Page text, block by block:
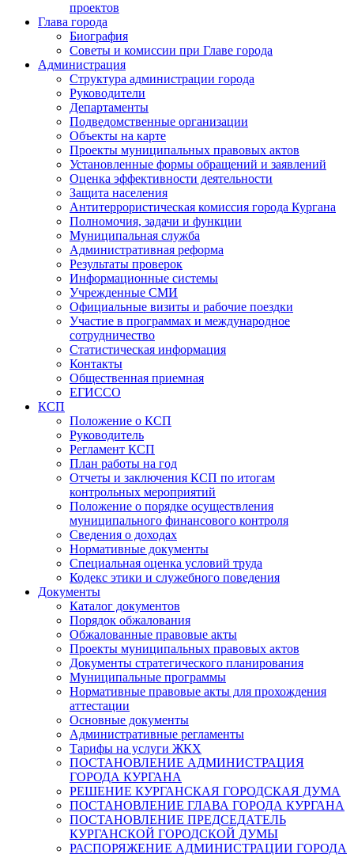
проектов
Глава города
Биография
Советы и комиссии при Главе города
Администрация
Структура администрации города
Руководители
Департаменты
Подведомственные организации
Объекты на карте
Проекты муниципальных правовых актов
Установленные формы обращений и заявлений
Оценка эффективности деятельности
Защита населения
Антитеррористическая комиссия города Кургана
Полномочия, задачи и функции
Муниципальная служба
Административная реформа
Результаты проверок
Информационные системы
Учрежденные СМИ
Официальные визиты и рабочие поездки
Участие в программах и международное
сотрудничество
Статистическая информация
Контакты
Общественная приемная
ЕГИССО
КСП
Положение о КСП
Руководитель
Регламент КСП
План работы на год
Отчеты и заключения КСП по итогам
контрольных мероприятий
Положение о порядке осуществления
муниципального финансового контроля
Сведения о доходах
Нормативные документы
Специальная оценка условий труда
Кодекс этики и служебного поведения
Документы
Каталог документов
Порядок обжалования
Обжалованные правовые акты
Проекты муниципальных правовых актов
Документы стратегического планирования
Муниципальные программы
Нормативные правовые акты для прохождения
аттестации
Основные документы
Административные регламенты
Тарифы на услуги ЖКХ
ПОСТАНОВЛЕНИЕ АДМИНИСТРАЦИЯ
ГОРОДА КУРГАНА
РЕШЕНИЕ КУРГАНСКАЯ ГОРОДСКАЯ ДУМА
ПОСТАНОВЛЕНИЕ ГЛАВА ГОРОДА КУРГАНА
ПОСТАНОВЛЕНИЕ ПРЕДСЕДАТЕЛЬ
КУРГАНСКОЙ ГОРОДСКОЙ ДУМЫ
РАСПОРЯЖЕНИЕ АДМИНИСТРАЦИИ ГОРОДА